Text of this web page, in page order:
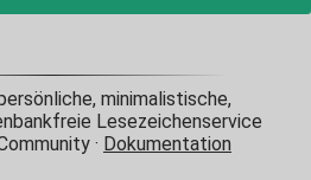
minimalistische,
Lesezeichenservice
· Dokumentation